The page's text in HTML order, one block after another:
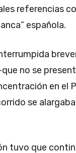
referencias
española.
no se
en el
se
tuvo que